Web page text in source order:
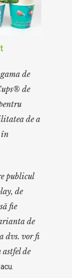
de
de
de a
în
publicul
de
fie
de
dvs. vor fi
de